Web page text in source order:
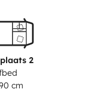
2
cm